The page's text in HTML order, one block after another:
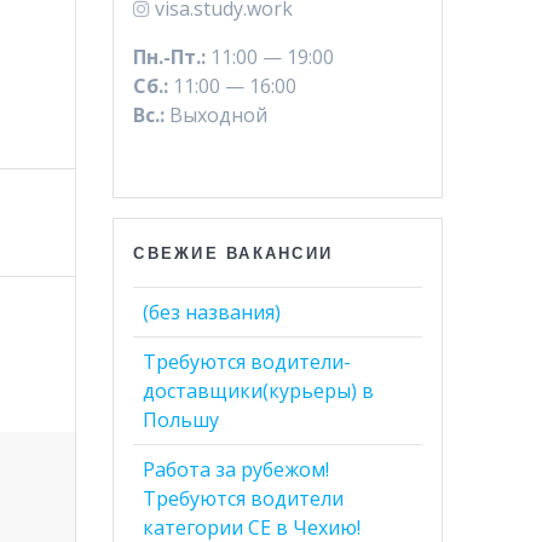
visa.study.work
Пн.-Пт.: 11:00 — 19:00
Сб.: 11:00 — 16:00
Вс.: Выходной
СВЕЖИЕ ВАКАНСИИ
(без названия)
Требуются водители-
доставщики(курьеры) в
Польшу
Работа за рубежом!
Требуются водители
категории СЕ в Чехию!